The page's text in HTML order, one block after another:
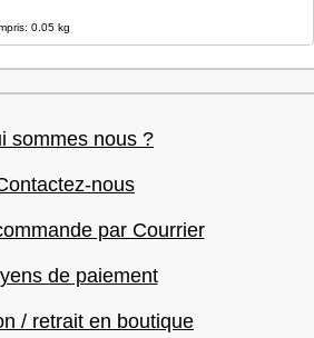
0.05 kg
sommes nous ?
nous
par Courrier
de paiement
/ retrait en boutique